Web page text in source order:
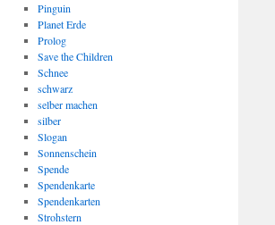
Pinguin
Planet Erde
Prolog
Save the Children
Schnee
schwarz
selber machen
silber
Slogan
Sonnenschein
Spende
Spendenkarte
Spendenkarten
Strohstern